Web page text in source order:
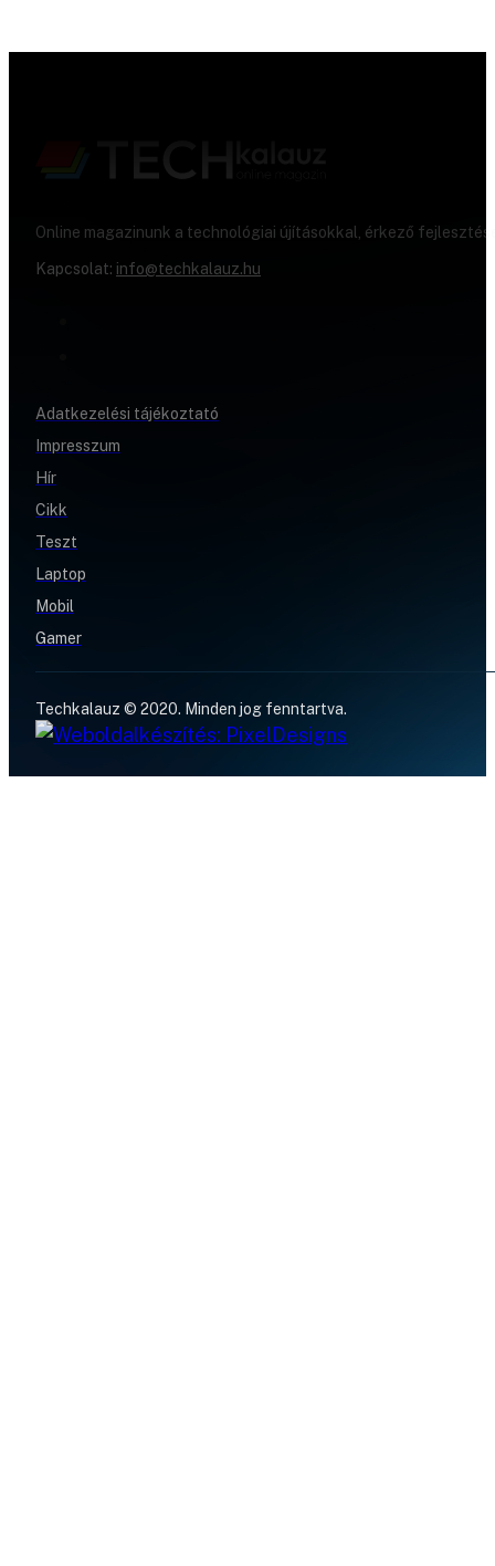
Online magazinunk a technológiai újításokkal, érkező
Kapcsolat: info@techkalauz.hu
Adatkezelési tájékoztató
Impresszum
Hír
Cikk
Teszt
Laptop
Mobil
Gamer
Techkalauz © 2020. Minden jog fenntartva.